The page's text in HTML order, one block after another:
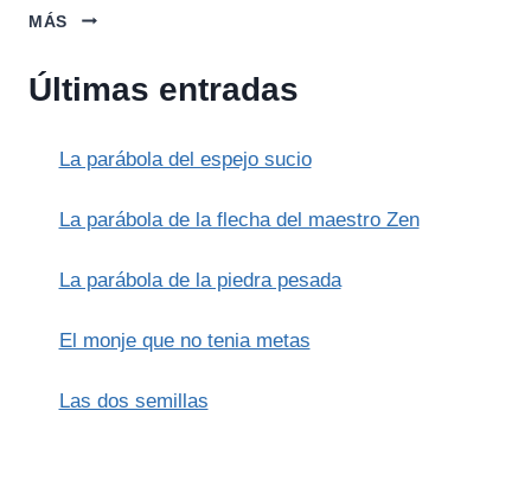
MÁS
KAY
REY
SU
DE
Últimas entradas
La parábola del espejo sucio
La parábola de la flecha del maestro Zen
La parábola de la piedra pesada
El monje que no tenia metas
Las dos semillas